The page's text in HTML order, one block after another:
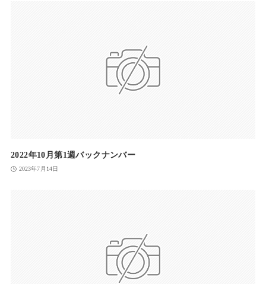
2022年10月第1週バックナンバー
2023年7月14日